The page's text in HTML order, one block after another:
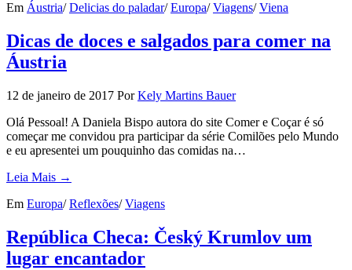
Em Áustria/ Delicias do paladar/ Europa/ Viagens/ Viena
Dicas de doces e salgados para comer na
Áustria
12 de janeiro de 2017 Por Kely Martins Bauer
Olá Pessoal! A Daniela Bispo autora do site Comer e Coçar é só
começar me convidou pra participar da série Comilões pelo Mundo
e eu apresentei um pouquinho das comidas na…
Leia Mais →
Em Europa/ Reflexões/ Viagens
República Checa: Český Krumlov um
lugar encantador